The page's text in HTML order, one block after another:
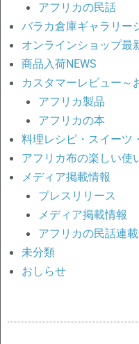
アフリカの民話
バラカ倉庫ギャラリー
オンラインショップ最
商品入荷NEWS
カスタマーレビュー～
アフリカ製品
アフリカの本
料理レシピ・スイーツ
アフリカ布の楽しい使
メディア掲載情報
プレスリリース
メディア掲載情報
アフリカの民話連
未分類
おしらせ